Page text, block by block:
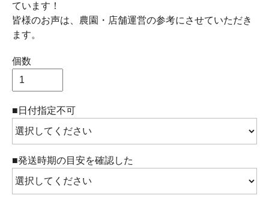
ています！
皆様のお声は、農園・店舗運営の参考にさせていただき
ます。
個数
■日付指定不可
■発送時期の目安を確認した